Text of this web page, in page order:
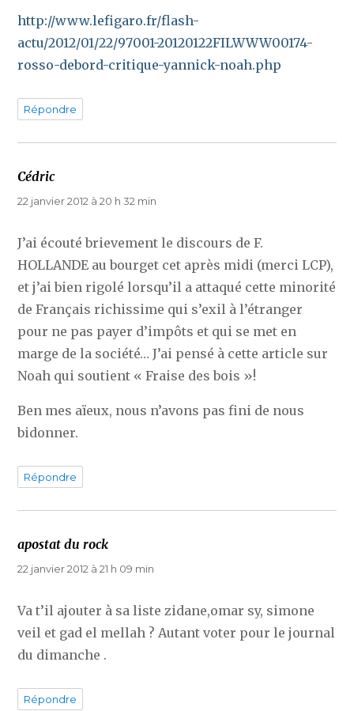
http://www.lefigaro.fr/flash-
actu/2012/01/22/97001-20120122FILWWW00174-
rosso-debord-critique-yannick-noah.php
Répondre
Cédricdit :
22 janvier 2012 à 20 h 32 min
J’ai écouté brievement le discours de F.
HOLLANDE au bourget cet après midi (merci LCP),
et j’ai bien rigolé lorsqu’il a attaqué cette minorité
de Français richissime qui s’exil à l’étranger
pour ne pas payer d’impôts et qui se met en
marge de la société… J’ai pensé à cette article sur
Noah qui soutient « Fraise des bois »!
Ben mes aïeux, nous n’avons pas fini de nous
bidonner.
Répondre
apostat du rock
22 janvier 2012 à 21 h 09 min
Va t’il ajouter à sa liste zidane,omar sy, simone
veil et gad el mellah ? Autant voter pour le journal
du dimanche .
Répondre